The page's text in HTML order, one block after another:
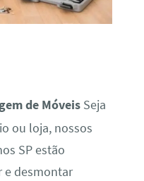
de MóveisSeja
ou loja, nossos
SP estão
e desmontar